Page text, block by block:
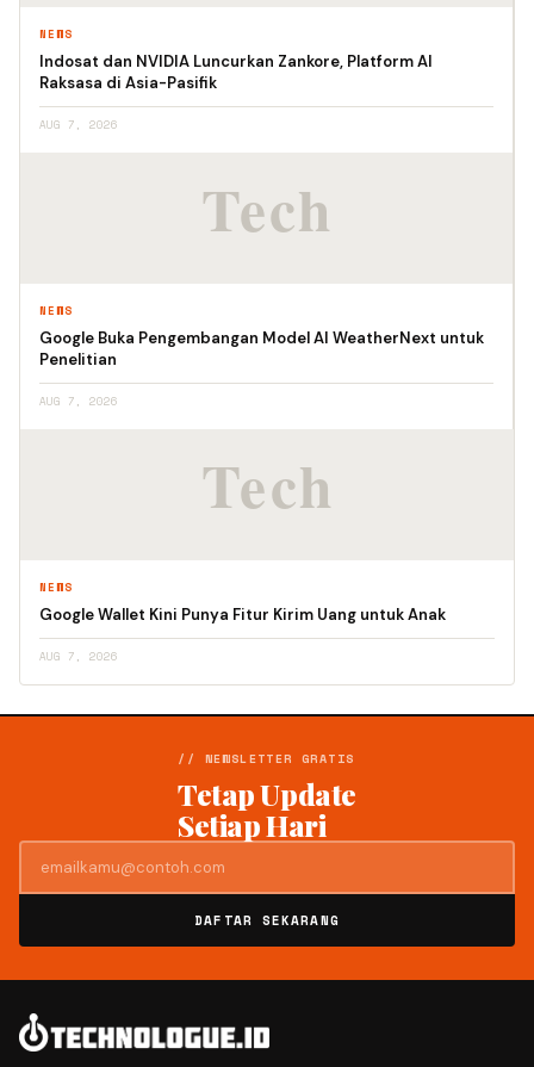
NEWS
Indosat dan NVIDIA Luncurkan Zankore, Platform AI
Raksasa di Asia-Pasifik
AUG 7, 2026
NEWS
Google Buka Pengembangan Model AI WeatherNext untuk
Penelitian
AUG 7, 2026
NEWS
Google Wallet Kini Punya Fitur Kirim Uang untuk Anak
AUG 7, 2026
// NEWSLETTER GRATIS
Tetap Update
Setiap Hari
DAFTAR SEKARANG